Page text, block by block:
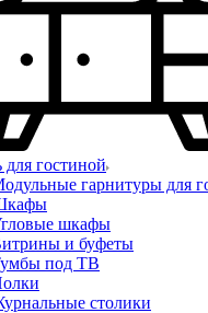
гостиной
гарнитуры для
шкафы
и буфеты
под ТВ
столики